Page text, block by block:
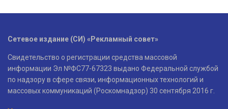
Сетевое издание (СИ) «Рекламный совет»
Свидетельство о регистрации средства массовой
информации Эл №ФС77-67323 выдано Федеральной службой
по надзору в сфере связи, информационных технологий и
массовых коммуникаций (Роскомнадзор) 30 сентября 2016 г.